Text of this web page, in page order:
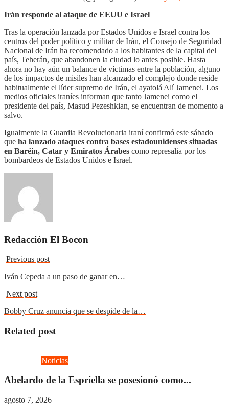
Irán responde al ataque de EEUU e Israel
Tras la operación lanzada por Estados Unidos e Israel contra los
centros del poder político y militar de Irán, el Consejo de Seguridad
Nacional de Irán ha recomendado a los habitantes de la capital del
país, Teherán, que abandonen la ciudad lo antes posible. Hasta
ahora no hay aún un balance de víctimas entre la población, alguno
de los impactos de misiles han alcanzado el complejo donde reside
habitualmente el líder supremo de Irán, el ayatolá Alí Jamenei. Los
medios oficiales iraníes informan que tanto Jamenei como el
presidente del país, Masud Pezeshkian, se encuentran de momento a
salvo.
Igualmente la Guardia Revolucionaria iraní confirmó este sábado
que ha lanzado ataques contra bases estadounidenses situadas
en Baréin, Catar y Emiratos Árabes como represalia por los
bombardeos de Estados Unidos e Israel.
Redacción El Bocon
Previous post
Iván Cepeda a un paso de ganar en…
Next post
Bobby Cruz anuncia que se despide de la…
Related post
Noticias
Abelardo de la Espriella se posesionó como...
agosto 7, 2026